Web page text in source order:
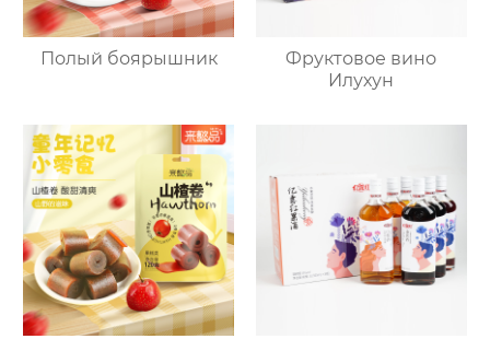
Полый боярышник
Фруктовое вино
Илухун